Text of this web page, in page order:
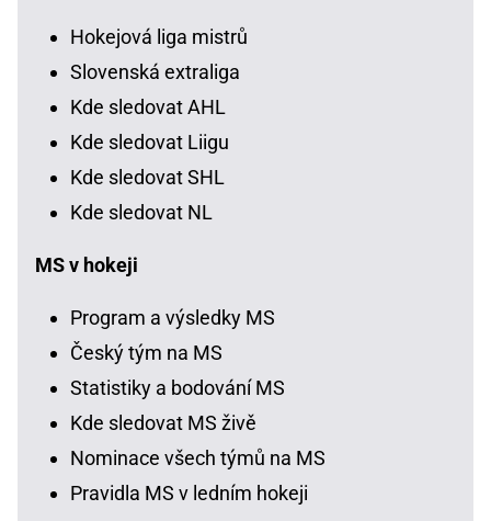
Hokejová liga mistrů
Slovenská extraliga
Kde sledovat AHL
Kde sledovat Liigu
Kde sledovat SHL
Kde sledovat NL
MS v hokeji
Program a výsledky MS
Český tým na MS
Statistiky a bodování MS
Kde sledovat MS živě
Nominace všech týmů na MS
Pravidla MS v ledním hokeji